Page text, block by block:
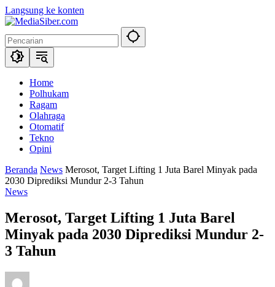
Langsung ke konten
Home
Polhukam
Ragam
Olahraga
Otomatif
Tekno
Opini
Beranda News Merosot, Target Lifting 1 Juta Barel Minyak pada
2030 Diprediksi Mundur 2-3 Tahun
News
Merosot, Target Lifting 1 Juta Barel
Minyak pada 2030 Diprediksi Mundur 2-
3 Tahun